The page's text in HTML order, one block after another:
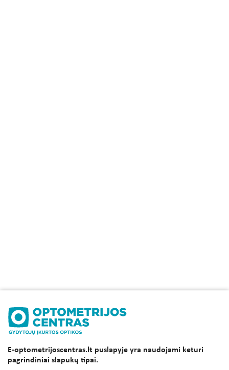
E-optometrijoscentras.lt puslapyje yra naudojami keturi
pagrindiniai slapukų tipai.